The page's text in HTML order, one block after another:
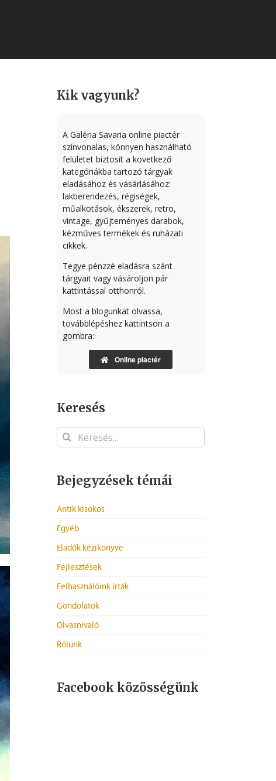
Kik vagyunk?
A Galéria Savaria online piactér
színvonalas, könnyen használható
felületet biztosít a következő
kategóriákba tartozó tárgyak
eladásához és vásárlásához:
lakberendezés, régiségek,
műalkotások, ékszerek, retro,
vintage, gyűjteményes darabok,
kézműves termékek és ruházati
cikkek.
Tegye pénzzé eladásra szánt
tárgyait vagy vásároljon pár
kattintással otthonról.
Most a blogunkat olvassa,
továbblépéshez kattintson a
gombra:
Online piactér
Keresés
Keresés...
Bejegyzések témái
Antik kisokos
Egyéb
Eladók kézikönyve
Fejlesztések
Felhasználóink írták
Gondolatok
Olvasnivaló
Rólunk
Facebook közösségünk